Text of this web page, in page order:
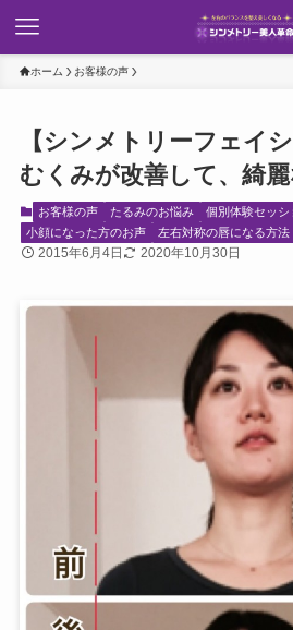
ホーム お客様の声
【シンメトリーフェイ
むくみが改善して、綺麗
お客様の声 たるみのお悩み
個別体験セッシ
小顔になった方のお声
左右対称の唇になる方法
2015年6月4日 2020年10月30日